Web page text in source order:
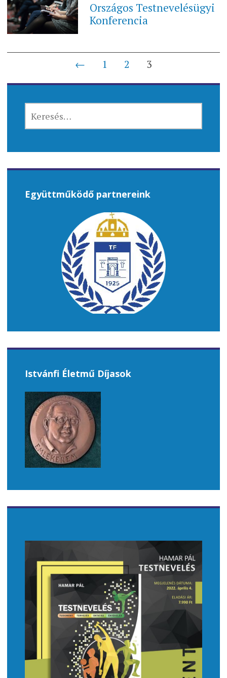
Országos Testnevelésügyi
Konferencia
Bejegyzés
navigáció
← 1 2 3
Együttműködő partnereink
Istvánfi Életmű Díjasok